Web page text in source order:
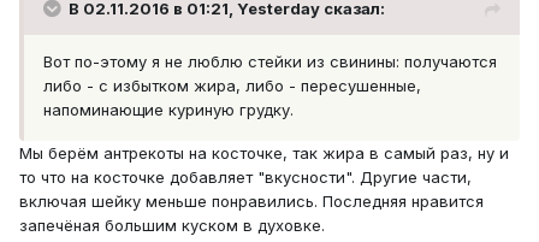
В 02.11.2016 в 01:21, Yesterday сказал:
Вот по-этому я не люблю стейки из свинины: получаются
либо - с избытком жира, либо - пересушенные,
напоминающие куриную грудку.
Мы берём антрекоты на косточке, так жира в самый раз, ну и
то что на косточке добавляет "вкусности". Другие части,
включая шейку меньше понравились. Последняя нравится
запечёная большим куском в духовке.